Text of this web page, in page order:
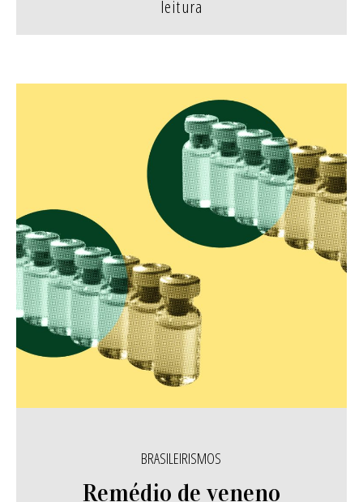
leitura
BRASILEIRISMOS
Remédio de veneno